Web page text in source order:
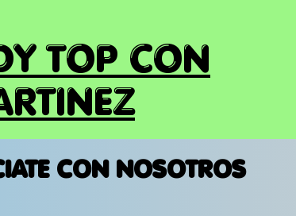
TOP CON
CON NOSOTROS